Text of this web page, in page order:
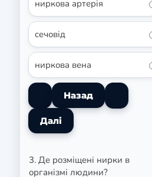
ниркова артерія
сечовід
ниркова вена
3. Де розміщені нирки в
організмі людини?